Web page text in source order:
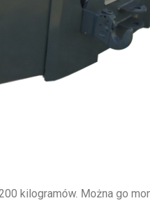
kilogramów. Można go